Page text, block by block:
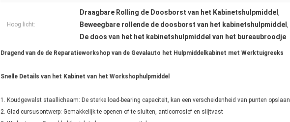
Hoog licht:
Draagbare Rolling de Doosborst van het Kabinetshulpmiddel ,
Beweegbare rollende de doosborst van het kabinetshulpmiddel ,
De doos van het het kabinetshulpmiddel van het bureaubroodje
Dragend van de de Reparatieworkshop van de Gevalauto het Hulpmiddelkabinet met Werktuigreeks
Snelle Details van het Kabinet van het Workshophulpmiddel
1. Koudgewalst staallichaam: De sterke load-bearing capaciteit, kan een verscheidenheid van punten opslaan
2. Glad cursusontwerp: Gemakkelijk te openen of te sluiten, anticorrosief en slijtvast